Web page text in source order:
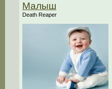
Малыш
Death Reaper